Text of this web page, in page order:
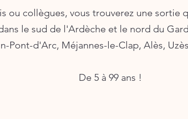
ou collègues, vous trouverez une sortie
le sud de l'Ardèche et le nord du
Pont-d'Arc, Méjannes-le-Clap, Alès,
De 5 à 99 ans !